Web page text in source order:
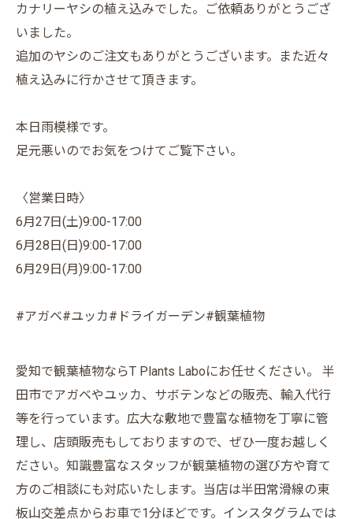
カナリーヤシの植え込みでした。ご依頼ありがとうござ
いました。
追加のヤシのご注文もありがとうございます。また近々
植え込みに行かさせて頂きます。
本日雨模様です。
足元悪いのでお気をつけてご覧下さい。
〈営業日時〉
6月27日(土)9:00-17:00
6月28日(日)9:00-17:00
6月29日(月)9:00-17:00
#アガベ#ユッカ#ドライガーデン#観葉植物
愛知で観葉植物ならT Plants Laboにお任せください。 半
田市でアガベやユッカ、サボテンなどの販売、輸入代行
等を行っています。広大な敷地で豊富な植物を丁寧に管
理し、店頭販売もしておりますので、ぜひ一度お越しく
ださい。知識豊富なスタッフが観葉植物の選び方や育て
方のご相談にも対応いたします。当店は半田常滑線の東
板山交差点からお車で1分ほどです。インスタグラムでは